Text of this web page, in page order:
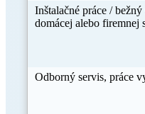
Inštalačné práce /
domácej alebo firemnej
Odborný servis, práce